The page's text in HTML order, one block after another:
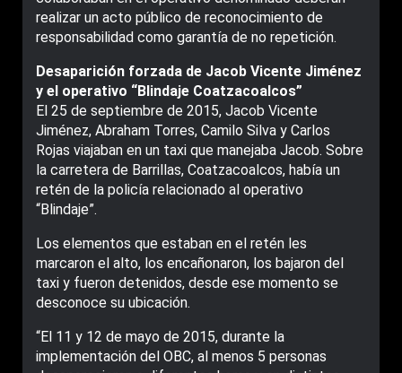
realizar un acto público de reconocimiento de
responsabilidad como garantía de no repetición.
Desaparición forzada de Jacob Vicente Jiménez
y el operativo “Blindaje Coatzacoalcos”
El 25 de septiembre de 2015, Jacob Vicente
Jiménez, Abraham Torres, Camilo Silva y Carlos
Rojas viajaban en un taxi que manejaba Jacob. Sobre
la carretera de Barrillas, Coatzacoalcos, había un
retén de la policía relacionado al operativo
“Blindaje”.
Los elementos que estaban en el retén les
marcaron el alto, los encañonaron, los bajaron del
taxi y fueron detenidos, desde ese momento se
desconoce su ubicación.
“El 11 y 12 de mayo de 2015, durante la
implementación del OBC, al menos 5 personas